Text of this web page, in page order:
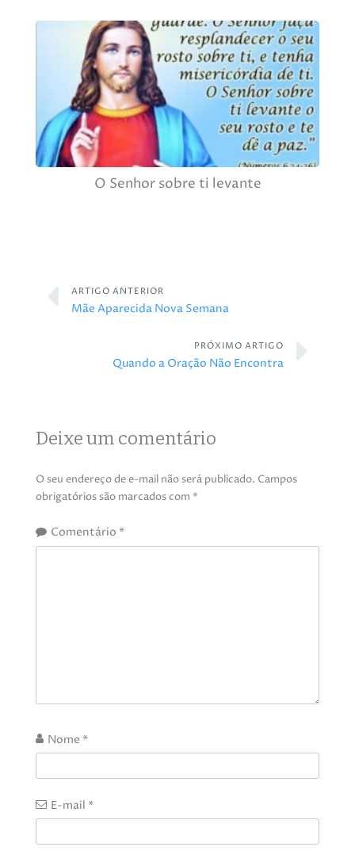
O Senhor sobre ti levante
ARTIGO ANTERIOR
Mãe Aparecida Nova Semana
PRÓXIMO ARTIGO
Quando a Oração Não Encontra
Deixe um comentário
O seu endereço de e-mail não será publicado. Campos
obrigatórios são marcados com *
Comentário *
Nome *
E-mail *